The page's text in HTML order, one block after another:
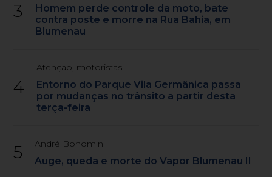
3
Homem perde controle da moto, bate
contra poste e morre na Rua Bahia, em
Blumenau
4
Atenção, motoristas
Entorno do Parque Vila Germânica passa
por mudanças no trânsito a partir desta
terça-feira
5 André Bonomini
Auge, queda e morte do Vapor Blumenau II